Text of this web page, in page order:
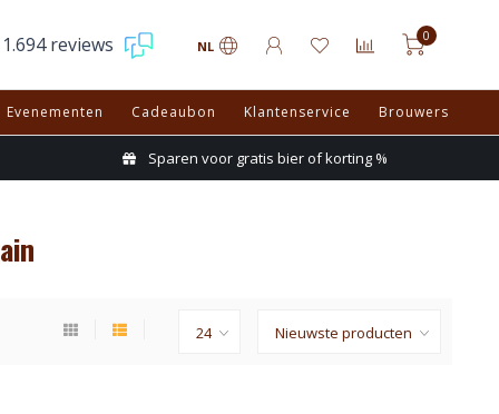
1.694 reviews NL
0
Evenementen Cadeaubon Klantenservice Brouwers
Sparen voor gratis bier of korting %